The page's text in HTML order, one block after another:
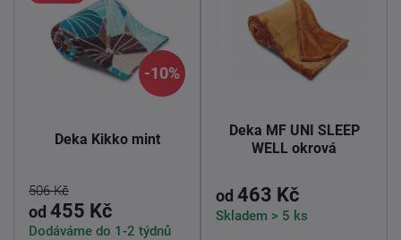
-10%
Deka Kikko mint
506 Kč
od 455 Kč
Dodáváme do 1-2 týdnů
Deka MF UNI SLEEP
WELL okrová
od 463 Kč
Skladem > 5 ks